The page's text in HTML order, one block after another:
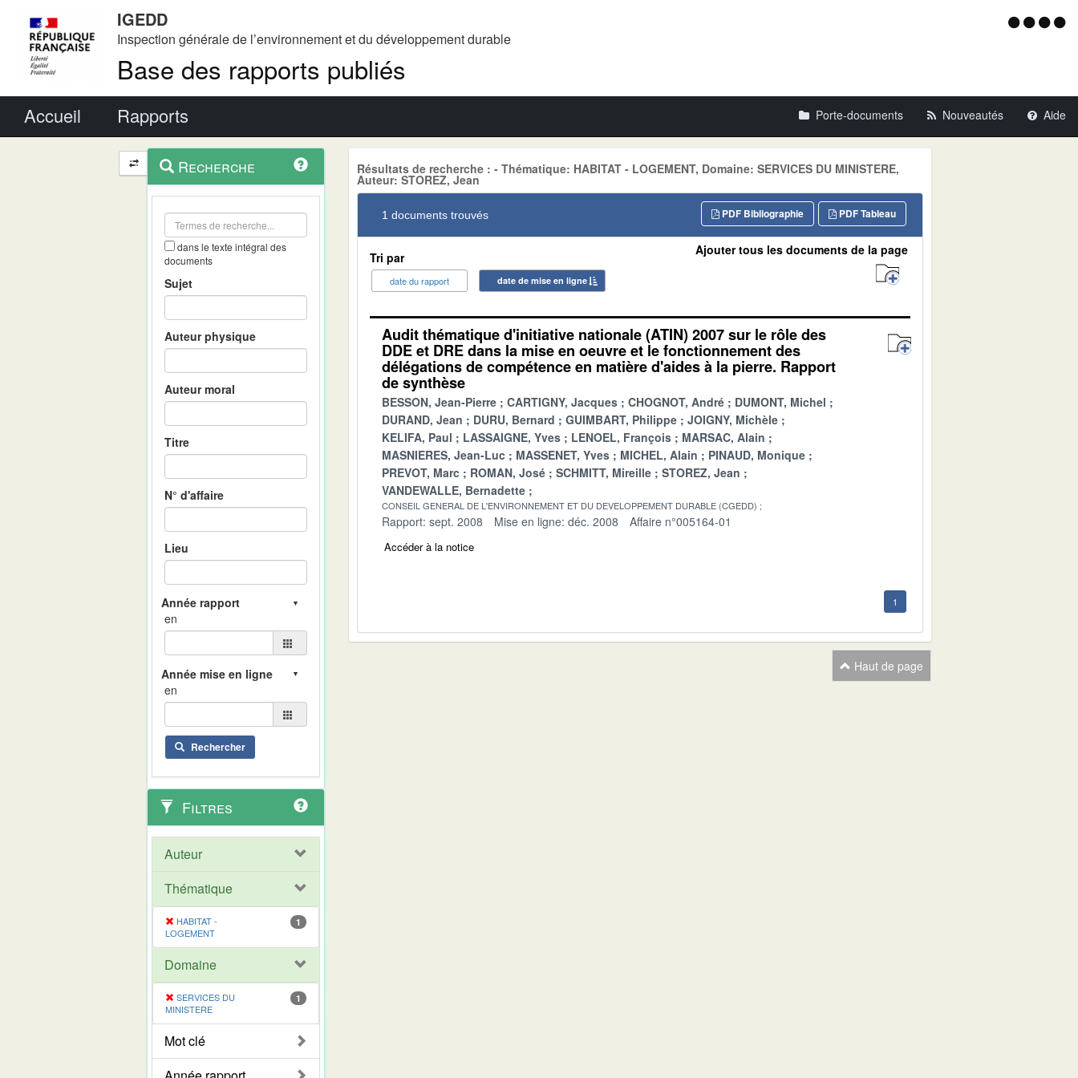
IGEDD
Inspection générale de l’environnement et du développement durable
Base des rapports publiés
Menu
Accueil Rapports Porte-documents Nouveautés Aide
Navigation
et
outils
contextuel
Recherche
dans le texte intégral des
documents
Sujet
Auteur physique
Auteur moral
Titre
N° d'affaire
Lieu
en
en
Rechercher
Filtres
Auteur
Thématique
HABITAT -
LOGEMENT
1
Domaine
SERVICES DU
MINISTERE
1
Mot clé
Résultats de recherche : - Thématique: HABITAT - LOGEMENT, Domaine: SERVICES DU MINISTERE,
Auteur: STOREZ, Jean
1 documents trouvés PDF Tableau
PDF Bibliographie
Tri par
date du rapport date de mise en ligne
Ajouter tous les documents de la page
Audit thématique d'initiative nationale (ATIN) 2007 sur le rôle des
DDE et DRE dans la mise en oeuvre et le fonctionnement des
délégations de compétence en matière d'aides à la pierre. Rapport
de synthèse
BESSON, Jean-Pierre CARTIGNY, Jacques CHOGNOT, André
DUMONT, Michel
DURAND, Jean
DURU, Bernard GUIMBART, Philippe
JOIGNY, Michèle
KELIFA, Paul
LASSAIGNE, Yves LENOEL, François
MARSAC, Alain
MASNIERES, Jean-Luc
MASSENET, Yves MICHEL, Alain
PINAUD, Monique
PREVOT, Marc
ROMAN, José SCHMITT, Mireille
STOREZ, Jean
VANDEWALLE, Bernadette
CONSEIL GENERAL DE L'ENVIRONNEMENT ET DU DEVELOPPEMENT DURABLE (CGEDD)
Rapport: sept. 2008 Mise en ligne: déc. 2008 Affaire n°005164-01
Accéder à la notice
1
Haut de page